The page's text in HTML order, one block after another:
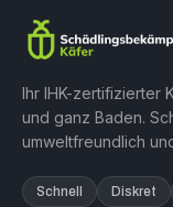
Ihr IHK-zertifizierter
und ganz Baden.
umweltfreundlich
Schnell Diskret